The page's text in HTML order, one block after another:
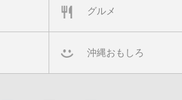
グルメ
沖縄おもしろ